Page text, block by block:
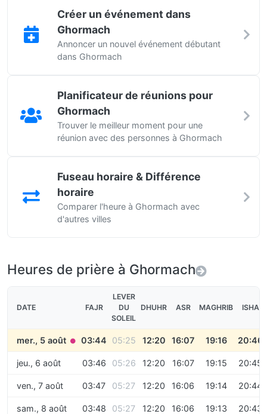
Créer un événement dans
Ghormach
Annoncer un nouvel événement débutant
dans Ghormach
Planificateur de réunions pour
Ghormach
Trouver le meilleur moment pour une
réunion avec des personnes à Ghormach
Fuseau horaire & Différence
horaire
Comparer l'heure à Ghormach avec
d'autres villes
Heures de prière à Ghormach
DATE FAJR
LEVER
DU
SOLEIL
DHUHR ASR MAGHRIB ISHA
mer., 5 août ● 03:44 05:25 12:20 16:07 19:16 20:46
jeu., 6 août 03:46 05:26 12:20 16:07 19:15 20:45
ven., 7 août 03:47 05:27 12:20 16:06 19:14 20:44
sam., 8 août 03:48 05:27 12:20 16:06 19:13 20:43